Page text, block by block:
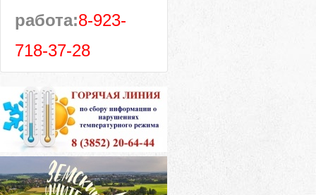
работа:8-923-
718-37-28